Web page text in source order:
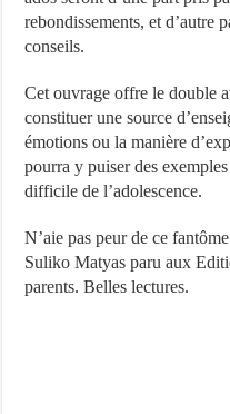
rebondissements, et d’autre
conseils.
Cet ouvrage offre le double
constituer une source
émotions ou la manière
pourra y puiser des
difficile de l’adolescence.
N’aie pas peur de ce
Suliko Matyas paru aux
parents. Belles lectures.